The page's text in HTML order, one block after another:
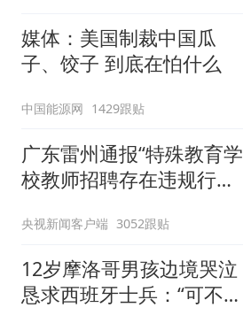
出；亲历者：曾承诺免费
改签但没兑现
媒体：美国制裁中国瓜
子、饺子 到底在怕什么
中国能源网 1429跟贴
广东雷州通报“特殊教育学
校教师招聘存在违规行
校长被停职
央视新闻客户端 3052跟贴
12岁摩洛哥男孩边境哭泣
恳求西班牙士兵：“可不可